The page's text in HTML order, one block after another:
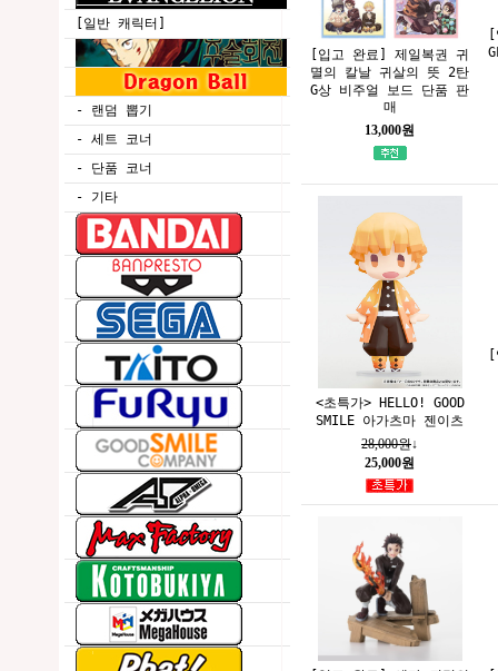
[일반 캐릭터]
- 랜덤 뽑기
- 세트 코너
- 단품 코너
- 기타
[입고 완료] 제일복권 귀
멸의 칼날 귀살의 뜻 2탄
G상 비주얼 보드 단품 판
매
13,000원
[
<초특가> HELLO! GOOD
SMILE 아가츠마 젠이츠
28,000원↓
25,000원
[